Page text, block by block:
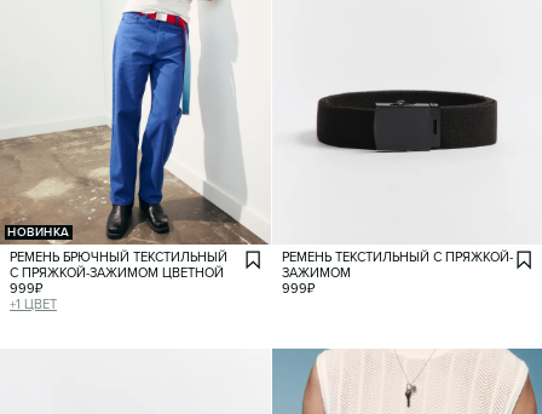
НОВИНКА
РЕМЕНЬ БРЮЧНЫЙ ТЕКСТИЛЬНЫЙ
С ПРЯЖКОЙ-ЗАЖИМОМ ЦВЕТНОЙ
999₽
+1 ЦВЕТ
РЕМЕНЬ ТЕКСТИЛЬНЫЙ С ПРЯЖКОЙ-
ЗАЖИМОМ
999₽